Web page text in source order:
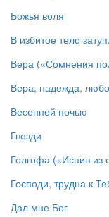
Божья воля
В избитое тело
Вера («Сомнения
Вера, надежда,
Весенней ночью
Гвозди
Голгофа («Испив из
Господи, трудна к
Дал мне Бог